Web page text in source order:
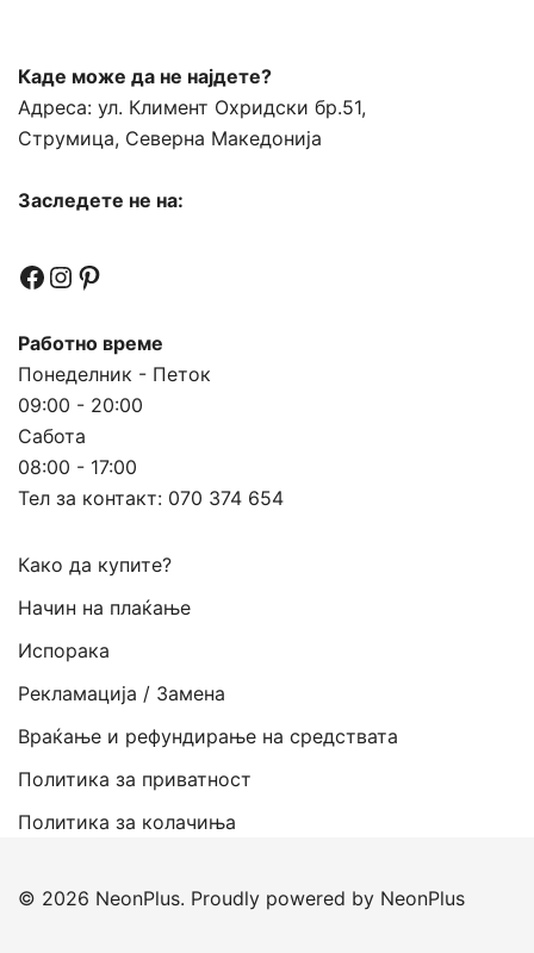
Каде може да не најдете?
Адреса: ул. Климент Охридски бр.51,
Струмица, Северна Македонија
Заследете не на:
Facebook
Instagram
Pinterest
Работно време
Понеделник - Петок
09:00 - 20:00
Сабота
08:00 - 17:00
Тел за контакт: 070 374 654
Како да купите?
Начин на плаќање
Испорака
Рекламација / Замена
Враќање и рефундирање на средствата
Политика за приватност
Политика за колачиња
© 2026 NeonPlus. Proudly powered by NeonPlus